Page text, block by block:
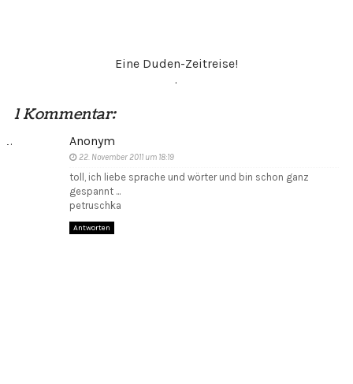
Eine Duden-Zeitreise!
.
1 Kommentar:
Anonym
22. November 2011 um 18:19
toll, ich liebe sprache und wörter und bin schon ganz
gespannt ...
petruschka
Antworten